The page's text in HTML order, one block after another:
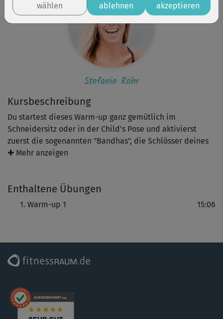
Kursbeschreibung
Du startest dieses Warm-up ganz gemütlich im
Schneidersitz oder in der Child's Pose und aktivierst
zuerst die sogenannten "Bandhas", die Schlösser deines
Körpers. Das zentriert deine Energie im Körper! Aus dem
✚ Mehr anzeigen
Enthaltene Übungen
Warm-up 1 15:06
Stefanie Rohr
wählen
ablehnen
akzeptieren